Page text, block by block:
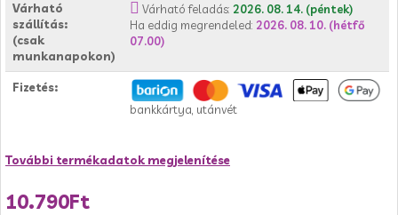
Várható
szállítás:
(csak
munkanapokon)
Várható feladás: 2026. 08. 14. (péntek)
Ha eddig megrendeled: 2026. 08. 10. (hétfő
07.00)
Fizetés:
bankkártya, utánvét
További termékadatok megjelenítése
10.790Ft